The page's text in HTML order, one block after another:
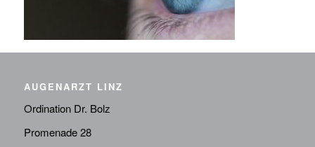
AUGENARZT LINZ
Ordination Dr. Bolz
Promenade 28